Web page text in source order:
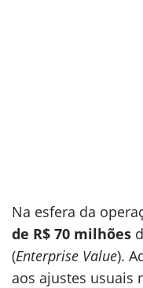
Na esfera da
de R$ 70 milhões
(Enterprise Value).
aos ajustes usuais